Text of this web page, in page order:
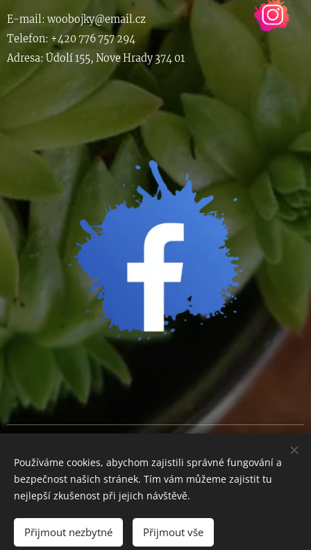
Do košíku
E-mail: woobojky@email.cz
Telefon: +420 776 757 294
Adresa: Údolí 155, Nove Hrady 374 01
Měna
CZK Kč
EUR €
Používáme cookies, abychom zajistili správné fungování a
bezpečnost našich stránek. Tím vám můžeme zajistit tu
nejlepší zkušenost při jejich návštěvě.
Přijmout nezbytné Přijmout vše